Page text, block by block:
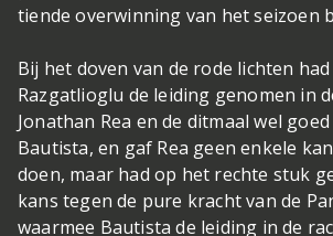
tiende overwinning van het seizoen
Bij het doven van de rode lichten
Razgatlioglu de leiding genomen in
Jonathan Rea en de ditmaal wel
Bautista, en gaf Rea geen enkele
doen, maar had op het rechte stuk
kans tegen de pure kracht van de
waarmee Bautista de leiding in de